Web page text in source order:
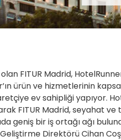
olan FITUR Madrid,
ürün ve hizmetlerinin
ev sahipliği yapıyor.
FITUR Madrid, seyahat
geniş bir iş ortağı ağı
Geliştirme Direktörü Cihan